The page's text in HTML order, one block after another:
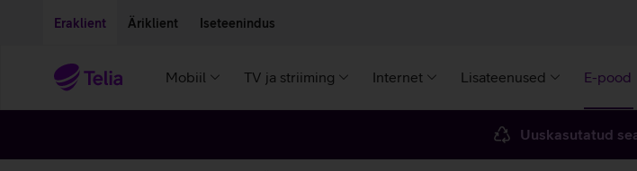
Eraklient Äriklient Iseteenindus
Mobiil TV ja striiming Internet Lisateenused E-pood
Uuskasutatud